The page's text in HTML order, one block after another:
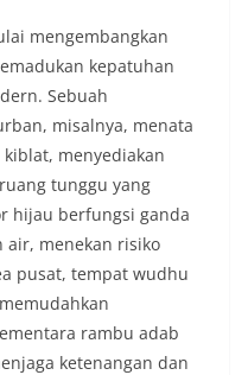
mengembangkan
kepatuhan
Sebuah
misalnya, menata
menyediakan
tunggu yang
hijau berfungsi ganda
air, menekan risiko
pusat, tempat wudhu
rambu adab
ketenangan dan